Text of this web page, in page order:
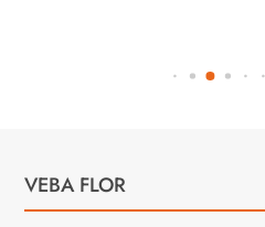
VEBA FLOR